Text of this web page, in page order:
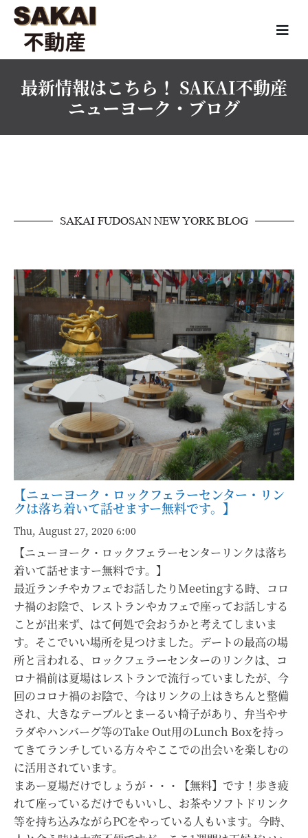
最新情報はこちら！ SAKAI不動産
ニューヨーク・ブログ
SAKAI FUDOSAN NEW YORK BLOG
【ニューヨーク・ロックフェラーセンター・リン
クは落ち着いて話せますー無料です。】
Thu, August 27, 2020 6:00
【ニューヨーク・ロックフェラーセンターリンクは落ち
着いて話せますー無料です。】
最近ランチやカフェでお話したりMeetingする時、コロ
ナ禍のお陰で、レストランやカフェで座ってお話しする
ことが出来ず、はて何処で会おうかと考えてしまいま
す。そこでいい場所を見つけました。デートの最高の場
所と言われる、ロックフェラーセンターのリンクは、コ
ロナ禍前は夏場はレストランで流行っていましたが、今
回のコロナ禍のお陰で、今はリンクの上はきちんと整備
され、大きなテーブルとまーるい椅子があり、弁当やサ
ラダやハンバーグ等のTake Out用のLunch Boxを持っ
てきてランチしている方々やここでの出会いを楽しむの
に活用されています。
まあー夏場だけでしょうが・・・【無料】です！歩き疲
れて座っているだけでもいいし、お茶やソフトドリンク
等を持ち込みながらPCをやっている人もいます。今時、